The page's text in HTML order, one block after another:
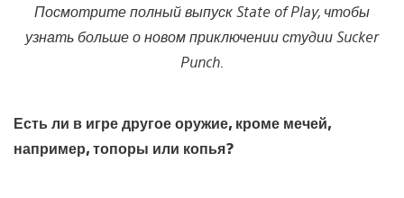
Посмотрите полный выпуск State of Play, чтобы
узнать больше о новом приключении студии Sucker
Punch.
Есть ли в игре другое оружие, кроме мечей,
например, топоры или копья?